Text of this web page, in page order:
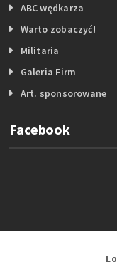
ABC wędkarza
Warto zobaczyć!
Militaria
Galeria Firm
Art. sponsorowane
Facebook